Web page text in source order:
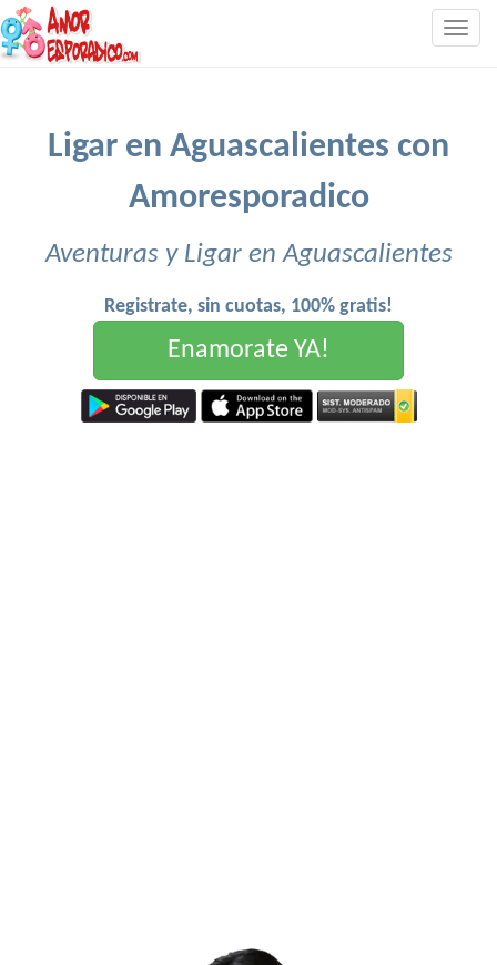
Ligar en Aguascalientes con
Amoresporadico
Aventuras y Ligar en Aguascalientes
Registrate, sin cuotas, 100% gratis!
Enamorate YA!